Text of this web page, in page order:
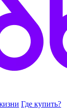
Где купить?